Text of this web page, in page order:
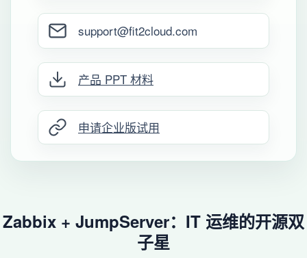
support@fit2cloud.com
产品 PPT 材料
申请企业版试用
Zabbix + JumpServer：IT 运维的开源双
子星